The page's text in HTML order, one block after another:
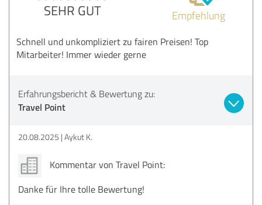
SEHR GUT Empfehlung
Schnell und unkompliziert zu fairen Preisen! Top
Mitarbeiter! Immer wieder gerne
Erfahrungsbericht & Bewertung zu:
Travel Point
20.08.2025 Aykut K.
Kommentar von Travel Point:
Danke für Ihre tolle Bewertung!